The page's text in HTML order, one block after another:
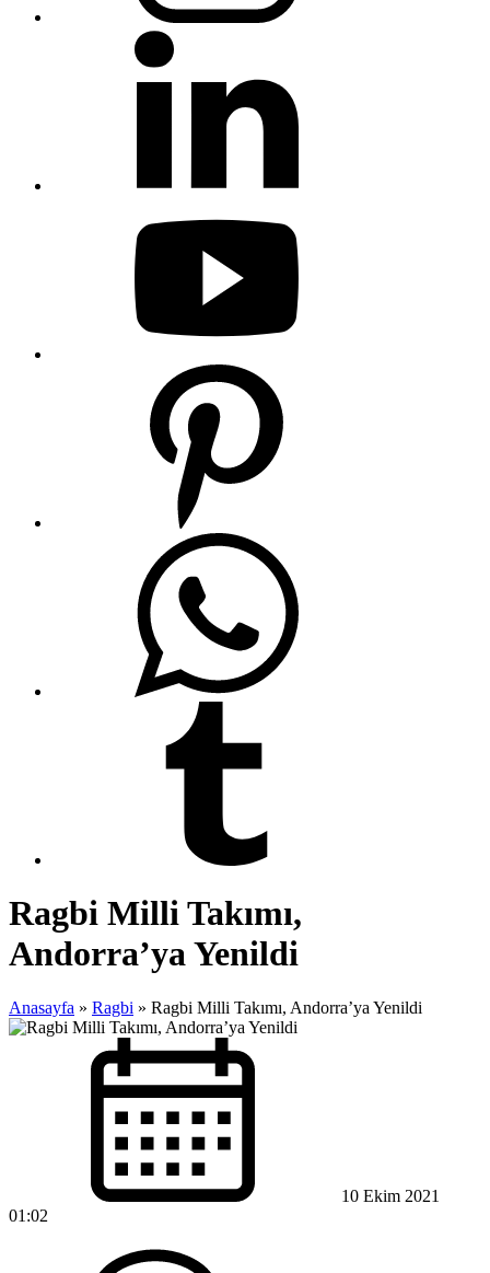
Ragbi Milli Takımı,
Andorra’ya Yenildi
Anasayfa » Ragbi » Ragbi Milli Takımı, Andorra’ya Yenildi
10 Ekim 2021
01:02